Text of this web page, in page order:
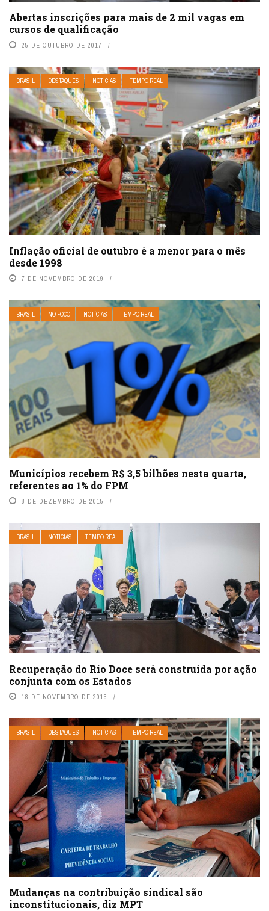
Abertas inscrições para mais de 2 mil vagas em
cursos de qualificação
25 DE OUTUBRO DE 2017
BRASIL DESTAQUES NOTÍCIAS TEMPO REAL
Inflação oficial de outubro é a menor para o mês
desde 1998
7 DE NOVEMBRO DE 2019
BRASIL NO FOCO NOTÍCIAS TEMPO REAL
Municípios recebem R$ 3,5 bilhões nesta quarta,
referentes ao 1% do FPM
8 DE DEZEMBRO DE 2015
BRASIL NOTÍCIAS TEMPO REAL
Recuperação do Rio Doce será construída por ação
conjunta com os Estados
18 DE NOVEMBRO DE 2015
BRASIL DESTAQUES NOTÍCIAS TEMPO REAL
Mudanças na contribuição sindical são
inconstitucionais, diz MPT